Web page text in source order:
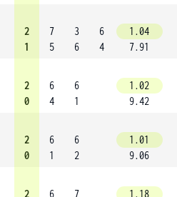
2
1
7
5
3
6
6
4
1.04
7.91
2
0
6
4
6
1
1.02
9.42
2
0
6
1
6
2
1.01
9.06
2
6
7
1.18